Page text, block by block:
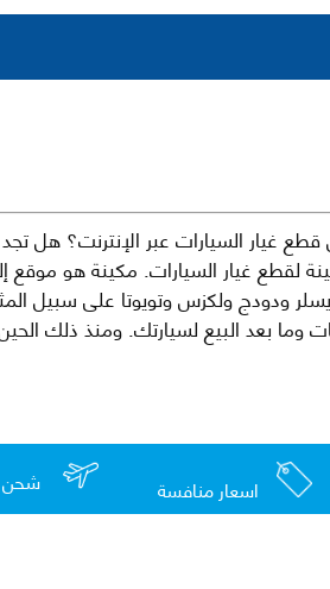
السيارات عبر الإنترنت؟ هل تجد
غيار السيارات. مكينة هو موقع
اسعار منافسة شحن